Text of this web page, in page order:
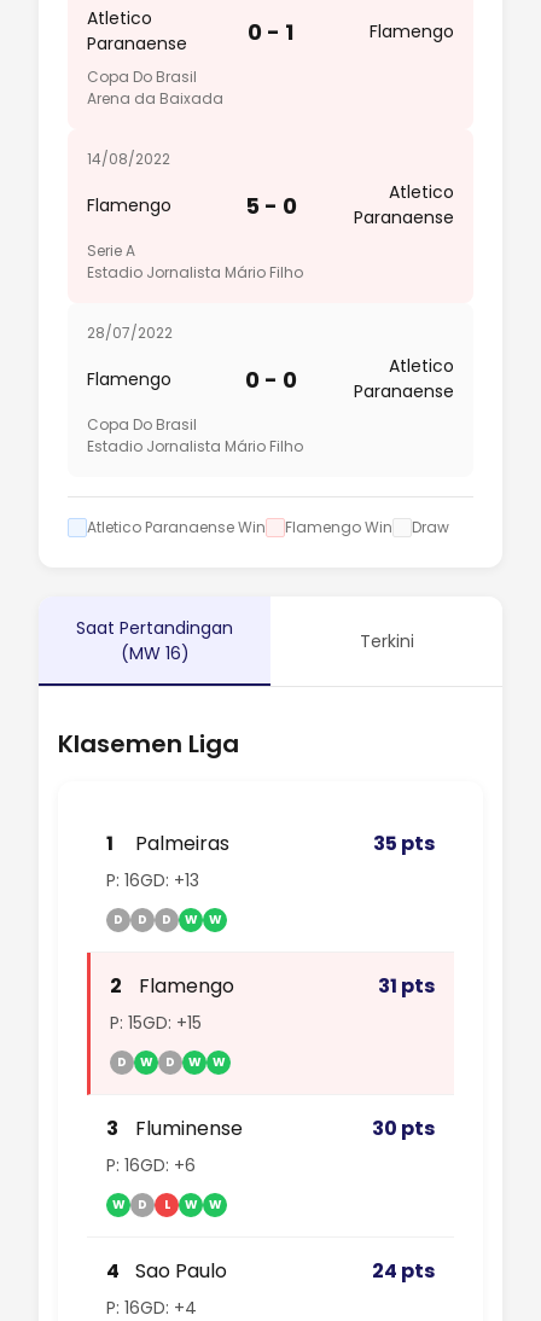
Atletico
Paranaense
0 - 1 Flamengo
Copa Do Brasil
Arena da Baixada
14/08/2022
Flamengo 5 - 0
Atletico
Paranaense
Serie A
Estadio Jornalista Mário Filho
28/07/2022
Flamengo 0 - 0
Atletico
Paranaense
Copa Do Brasil
Estadio Jornalista Mário Filho
Atletico Paranaense Win Flamengo Win Draw
Saat Pertandingan
(MW 16)
Terkini
Klasemen Liga
1 Palmeiras 35 pts
P: 16GD: +13
D D D W W
2 Flamengo 31 pts
P: 15GD: +15
D W D W W
3 Fluminense 30 pts
P: 16GD: +6
W D L W W
4 Sao Paulo 24 pts
P: 16GD: +4